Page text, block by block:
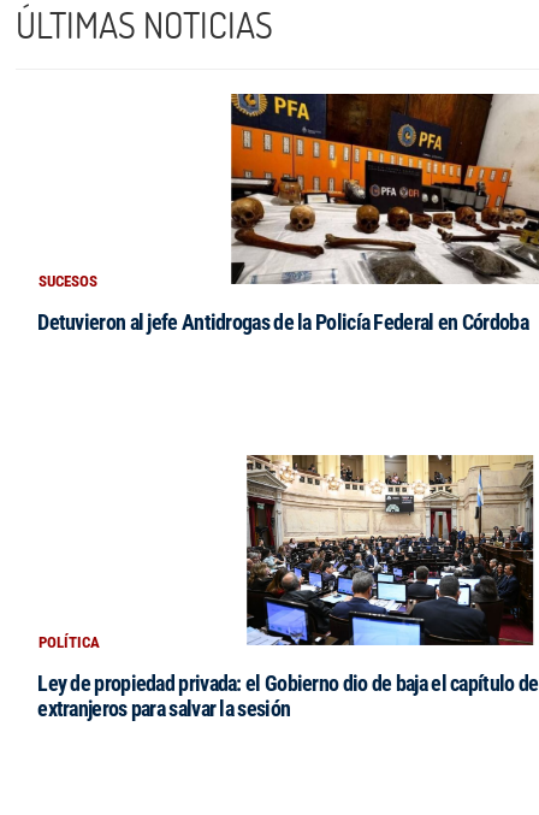
ÚLTIMAS NOTICIAS
SUCESOS
Detuvieron al jefe Antidrogas de la Policía Federal en Córdoba
POLÍTICA
Ley de propiedad privada: el Gobierno dio de baja el capítulo
extranjeros para salvar la sesión